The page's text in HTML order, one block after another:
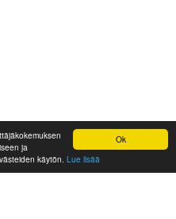
Ok
ja
käytön. Lue lisää